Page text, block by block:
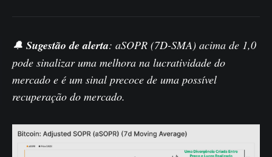
🔔 Sugestão de alerta: aSOPR (7D-SMA) acima de 1,0
pode sinalizar uma melhora na lucratividade do
mercado e é um sinal precoce de uma possível
recuperação do mercado.